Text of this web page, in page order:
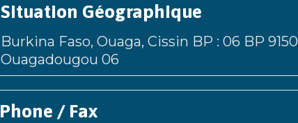
Situation Géographique
Burkina Faso, Ouaga, Cissin BP : 06 BP 9150
Ouagadougou 06
Phone / Fax